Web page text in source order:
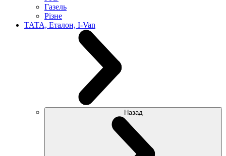
Газель
Різне
ТАТА, Еталон, I-Van
Назад